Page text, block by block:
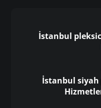
İstanbul
İstanbul siyah